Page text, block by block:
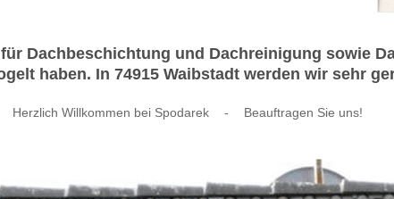
Dachbeschichtung und Dachreinigung sowie
haben. In 74915 Waibstadt werden wir sehr
Herzlich Willkommen bei Spodarek - Beauftragen Sie uns!